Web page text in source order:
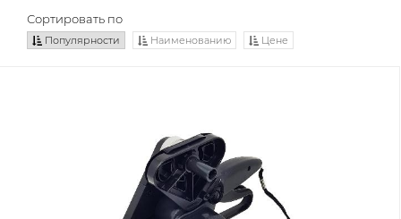
Сортировать по
Популярности Наименованию Цене